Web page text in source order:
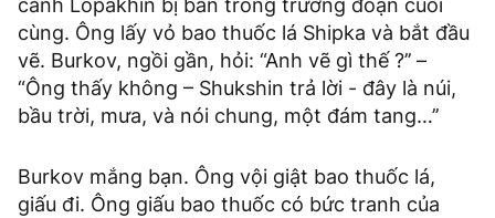
cảnh Lopakhin bị bắn trong trường đoạn cuối
cùng. Ông lấy vỏ bao thuốc lá Shipka và bắt đầu
vẽ. Burkov, ngồi gần, hỏi: “Anh vẽ gì thế ?’’ –
“Ông thấy không – Shukshin trả lời - đây là núi,
bầu trời, mưa, và nói chung, một đám tang…’’
Burkov mắng bạn. Ông vội giật bao thuốc lá,
giấu đi. Ông giấu bao thuốc có bức tranh của